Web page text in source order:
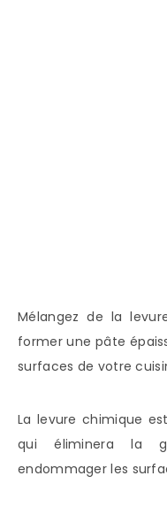
Mélangez de la
former une pâte
surfaces de votre
La levure chimique
qui éliminera la
endommager les